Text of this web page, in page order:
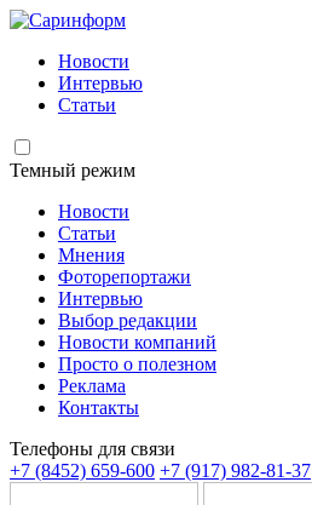
Новости
Интервью
Статьи
Темный режим
Новости
Статьи
Мнения
Фоторепортажи
Интервью
Выбор редакции
Новости компаний
Просто о полезном
Реклама
Контакты
Телефоны для связи
+7 (8452) 659-600 +7 (917) 982-81-37